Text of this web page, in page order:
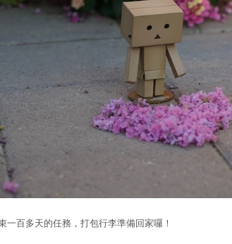
一百多天的任務，打包行李準備回家囉！